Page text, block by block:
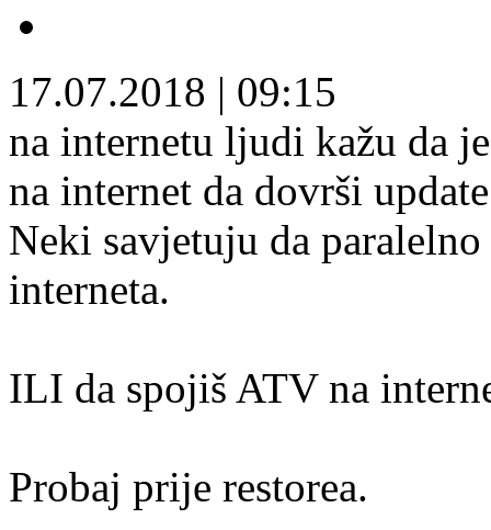
17.07.2018 | 09:15
na internetu ljudi kažu da
na internet da dovrši
Neki savjetuju da
interneta.
ILI da spojiš ATV na
Probaj prije restorea.